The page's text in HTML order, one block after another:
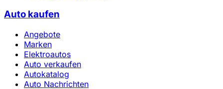
Auto kaufen
Angebote
Marken
Elektroautos
Auto verkaufen
Autokatalog
Auto Nachrichten